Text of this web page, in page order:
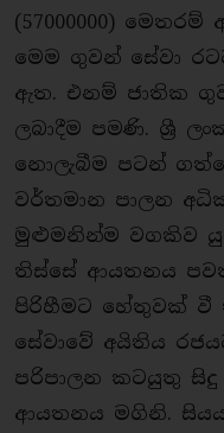
(57000000)
මෙම ගුවන් සේවා
ඇත. එනම් ජාතික
ලබාදීම පමණි. ශ්‍රී
නොලැබීම පටන්
වර්තමාන පාලන
මුළුමනින්ම වගකිව
තිස්සේ ආයතනය
පිරිහීමට හේතුවක් වී
සේවාවේ අයිතිය
පරිපාලන කටයුතු
ආයතනය මගිනි.